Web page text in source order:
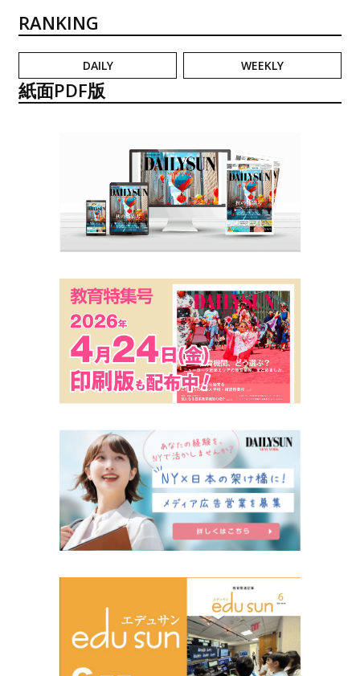
RANKING
DAILY WEEKLY
紙面PDF版